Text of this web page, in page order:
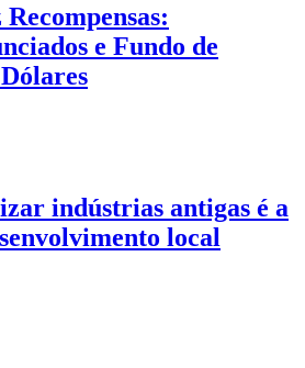
e Fundo de
indústrias antigas é a
local